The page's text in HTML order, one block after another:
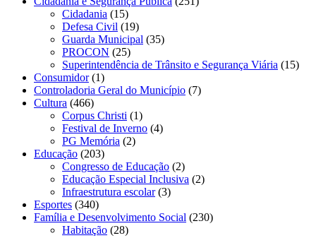
Cidadania (15)
Defesa Civil (19)
Guarda Municipal (35)
PROCON (25)
Superintendência de Trânsito e Segurança Viária (15)
Consumidor(1)
Controladoria Geral do Município (7)
Cultura (466)
Corpus Christi (1)
Festival de Inverno (4)
PG Memória (2)
Educação (203)
Congresso de Educação (2)
Educação Especial Inclusiva (2)
Infraestrutura escolar(3)
Esportes (340)
Família e Desenvolvimento Social (230)
Habitação (28)